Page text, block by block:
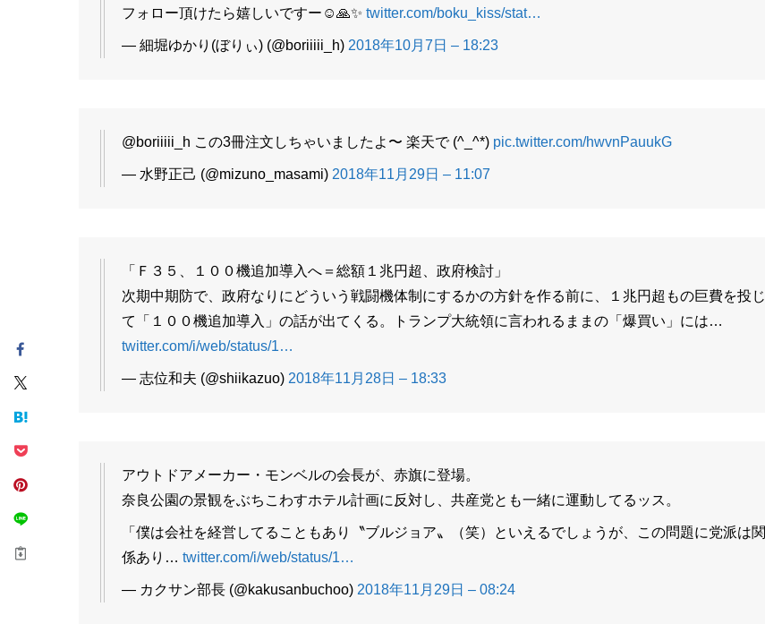
フォロー頂けたら嬉しいですー☺️🙏✨ twitter.com/boku_kiss/stat…
— 細堀ゆかり(ぼりぃ) (@boriiiii_h) 2018年10月7日 – 18:23
@boriiiii_h この3冊注文しちゃいましたよ〜 楽天で (^_^*) pic.twitter.com/hwvnPauukG
— 水野正己 (@mizuno_masami) 2018年11月29日 – 11:07
「Ｆ３５、１００機追加導入へ＝総額１兆円超、政府検討」
次期中期防で、政府なりにどういう戦闘機体制にするかの方針を作る前に、１兆円超もの巨費を投じ
て「１００機追加導入」の話が出てくる。トランプ大統領に言われるままの「爆買い」には…
twitter.com/i/web/status/1…
— 志位和夫 (@shiikazuo) 2018年11月28日 – 18:33
アウトドアメーカー・モンベルの会長が、赤旗に登場。
奈良公園の景観をぶちこわすホテル計画に反対し、共産党とも一緒に運動してるッス。
「僕は会社を経営してることもあり〝ブルジョア〟（笑）といえるでしょうが、この問題に党派は関
係あり… twitter.com/i/web/status/1…
— カクサン部長 (@kakusanbuchoo) 2018年11月29日 – 08:24